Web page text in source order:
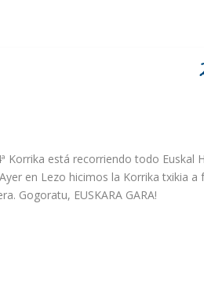
Korrika está recorriendo todo Euskal
en Lezo hicimos la Korrika txikia a
Gogoratu, EUSKARA GARA!